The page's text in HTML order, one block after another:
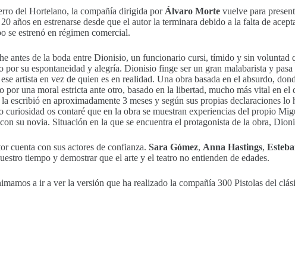
del Hortelano, la compañía dirigida por Álvaro Morte vuelve para
años en estrenarse desde que el autor la terminara debido a la falta de
se estrenó en régimen comercial.
antes de la boda entre Dionisio, un funcionario cursi, tímido y sin
por su espontaneidad y alegría. Dionisio finge ser un gran malabarista y
artista en vez de quien es en realidad. Una obra basada en el absurdo,
una moral estricta ante otro, basado en la libertad, mucho más vital en
escribió en aproximadamente 3 meses y según sus propias declaraciones lo
os contaré que en la obra se muestran experiencias del propio
su novia. Situación en la que se encuentra el protagonista de la obra,
cuenta con sus actores de confianza. Sara Gómez, Anna Hastings,
tiempo y demostrar que el arte y el teatro no entienden de edades.
a ir a ver la versión que ha realizado la compañía 300 Pistolas del